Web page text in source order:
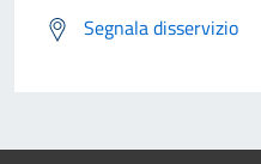
Segnala disservizio